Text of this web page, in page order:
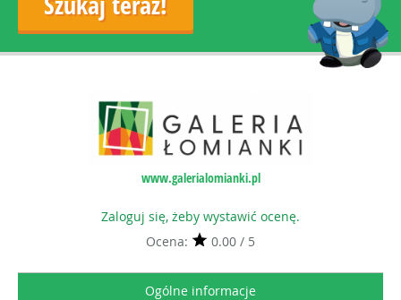
www.galerialomianki.pl
Zaloguj się, żeby wystawić ocenę.
Ocena:
0.00 / 5
Ogólne informacje